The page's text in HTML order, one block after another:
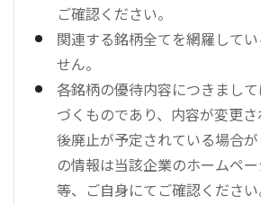
ご確認ください。
関連する銘柄全てを網羅して
せん。
各銘柄の優待内容につきまし
づくものであり、内容が変更
後廃止が予定されている場合
の情報は当該企業のホームペ
等、ご自身にてご確認ください